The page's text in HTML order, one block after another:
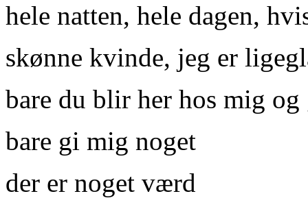
hele natten, hele dagen,
skønne kvinde, jeg er
bare du blir her hos mig
bare gi mig noget
der er noget værd